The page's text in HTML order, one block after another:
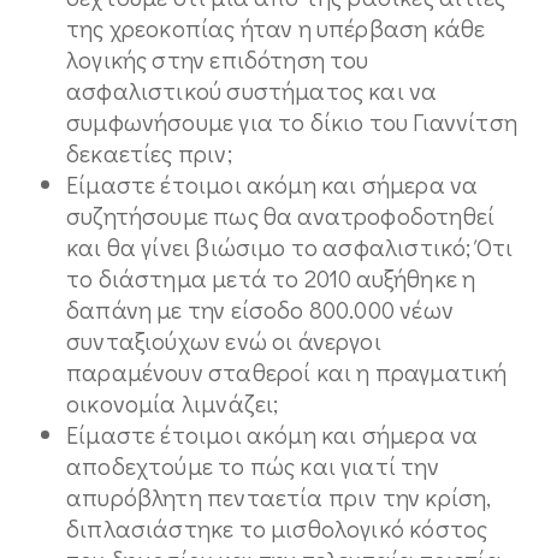
της χρεοκοπίας ήταν η υπέρβαση κάθε
λογικής στην επιδότηση του
ασφαλιστικού συστήματος και να
συμφωνήσουμε για το δίκιο του Γιαννίτση
δεκαετίες πριν;
Είμαστε έτοιμοι ακόμη και σήμερα να
συζητήσουμε πως θα ανατροφοδοτηθεί
και θα γίνει βιώσιμο το ασφαλιστικό; Ότι
το διάστημα μετά το 2010 αυξήθηκε η
δαπάνη με την είσοδο 800.000 νέων
συνταξιούχων ενώ οι άνεργοι
παραμένουν σταθεροί και η πραγματική
οικονομία λιμνάζει;
Είμαστε έτοιμοι ακόμη και σήμερα να
αποδεχτούμε το πώς και γιατί την
απυρόβλητη πενταετία πριν την κρίση,
διπλασιάστηκε το μισθολογικό κόστος